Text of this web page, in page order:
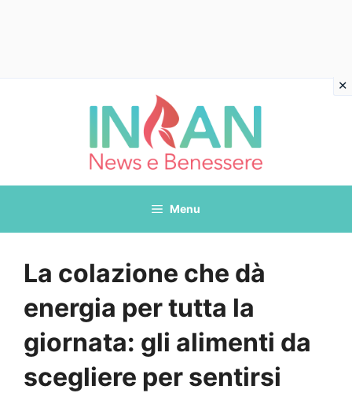
Menu
La colazione che dà
energia per tutta la
giornata: gli alimenti da
scegliere per sentirsi